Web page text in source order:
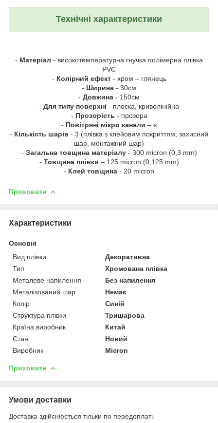
Технічні характеристики
- Матеріал - високотемпературна гнучка полімерна плівка
PVC
- Колірний ефект- хром – глянець
- Ширина - 30см
- Довжина - 150см
- Для типу поверхні - плоска, криволінійна
- Прозорість - прозора
- Повітряні мікро канали – є
- Кількість шарів - 3 (плівка з клейовим покриттям, захисний
шар, монтажний шар)
- Загальна товщина матеріалу- 300 micron (0,3 mm)
- Товщина плівки – 125 micron (0,125 mm)
- Клей товщина - 20 micron
Приховати
Характеристики
Основні
Вид плівки
Декоративна
Тип
Хромована плівка
Металеве напилення
Без напилення
Металізований шар
Немає
Колір
Синій
Структура плівки
Тришарова
Країна виробник
Китай
Стан
Новий
Виробник
Micron
Приховати
Умови доставки
Доставка здійснюється тільки по передоплаті.